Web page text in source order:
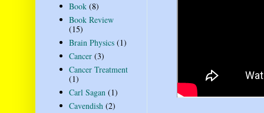
Book (8)
Book Review
(15)
Brain Physics (1)
Cancer (3)
Cancer Treatment
(1)
Carl Sagan (1)
Cavendish (2)